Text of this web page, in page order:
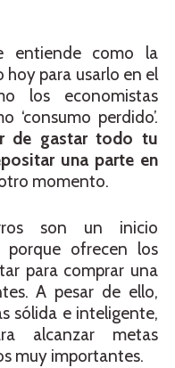
entiende como la
para usarlo en el
los economistas
‘consumo perdido’.
de gastar todo tu
una parte en
momento.
son un inicio
porque ofrecen los
para comprar una
A pesar de ello,
sólida e inteligente,
alcanzar metas
muy importantes.